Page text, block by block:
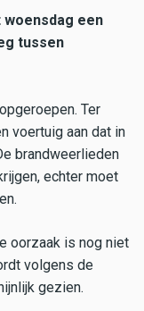
een
tussen
Ter
voertuig aan dat in
brandweerlieden
echter moet
oorzaak is nog niet
volgens de
gezien.